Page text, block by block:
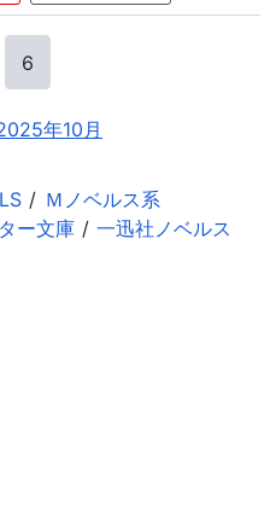
6
年10月
Ｍノベルス系
ー文庫
一迅社ノベルス